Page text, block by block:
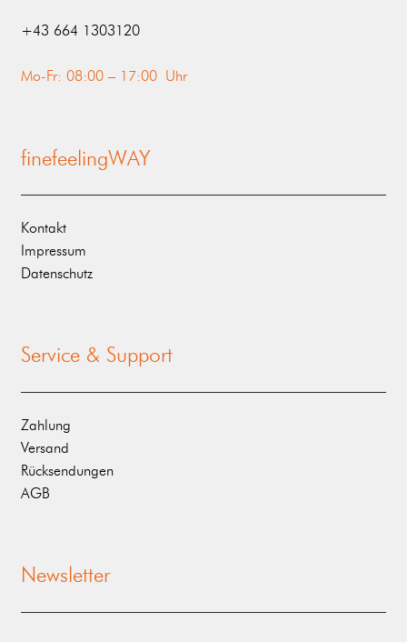
‭+43 664 1303120‬
Mo-Fr: 08:00 – 17:00 Uhr
finefeelingWAY
Kontakt
Impressum
Datenschutz
Service & Support
Zahlung
Versand
Rücksendungen
AGB
Newsletter